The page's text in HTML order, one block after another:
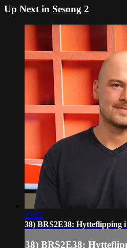
Up Next in Sesong 2
23:02
38) BRS2E38: Hytteflipping
38) BRS2E38: